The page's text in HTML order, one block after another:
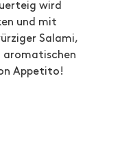
wird
und mit
Salami,
aromatischen
Appetito!